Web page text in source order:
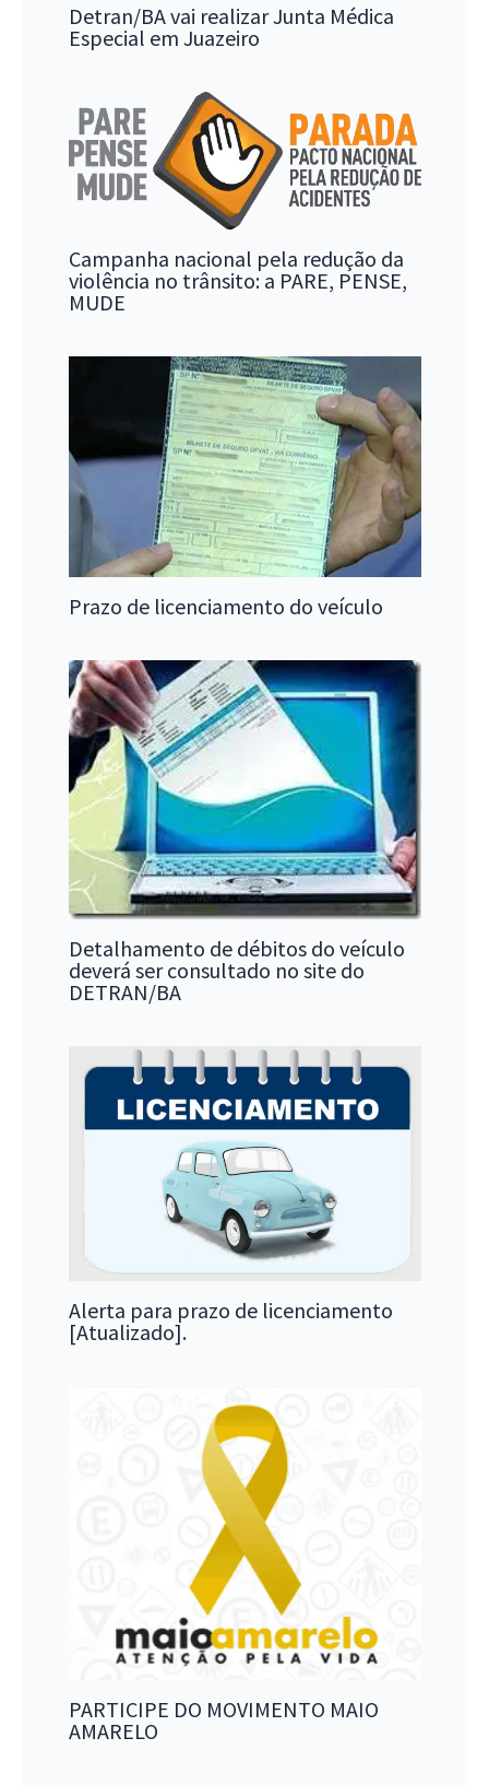
Detran/BA vai realizar Junta Médica
Especial em Juazeiro
Campanha nacional pela redução da
violência no trânsito: a PARE, PENSE,
MUDE
Prazo de licenciamento do veículo
Detalhamento de débitos do veículo
deverá ser consultado no site do
DETRAN/BA
Alerta para prazo de licenciamento
[Atualizado].
PARTICIPE DO MOVIMENTO MAIO
AMARELO